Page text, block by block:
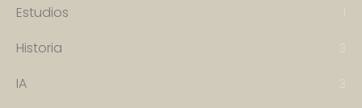
Estudios 1
Historia 3
IA 3